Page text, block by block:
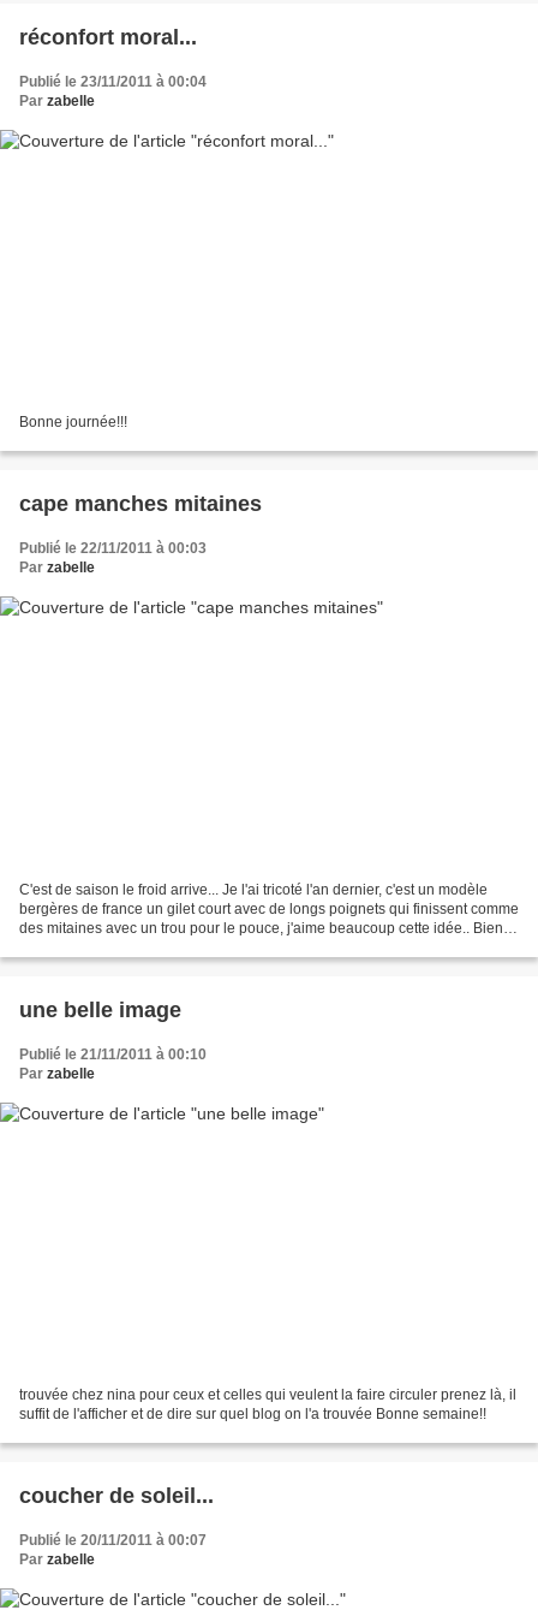
réconfort moral...
Publié le 23/11/2011 à 00:04
Par zabelle
Bonne journée!!!
cape manches mitaines
Publié le 22/11/2011 à 00:03
Par zabelle
C'est de saison le froid arrive... Je l'ai tricoté l'an dernier, c'est un modèle
bergères de france un gilet court avec de longs poignets qui finissent comme
des mitaines avec un trou pour le pouce, j'aime beaucoup cette idée.. Bientôt
une belle image
Publié le 21/11/2011 à 00:10
Par zabelle
trouvée chez nina pour ceux et celles qui veulent la faire circuler prenez là, il
suffit de l'afficher et de dire sur quel blog on l'a trouvée Bonne semaine!!
coucher de soleil...
Publié le 20/11/2011 à 00:07
Par zabelle